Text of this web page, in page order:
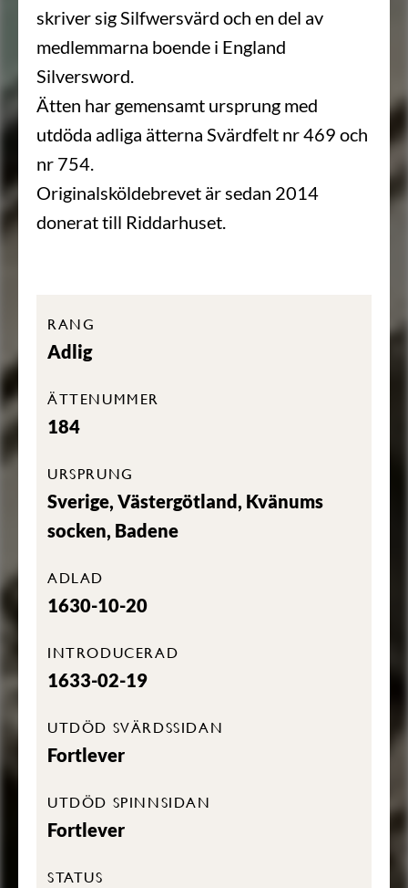
skriver sig Silfwersvärd och en del av
medlemmarna boende i England
Silversword.
Ätten har gemensamt ursprung med
utdöda adliga ätterna Svärdfelt nr 469 och
nr 754.
Originalsköldebrevet är sedan 2014
donerat till Riddarhuset.
RANG
Adlig
ÄTTENUMMER
184
URSPRUNG
Sverige, Västergötland, Kvänums
socken, Badene
ADLAD
1630-10-20
INTRODUCERAD
1633-02-19
UTDÖD SVÄRDSSIDAN
Fortlever
UTDÖD SPINNSIDAN
Fortlever
STATUS